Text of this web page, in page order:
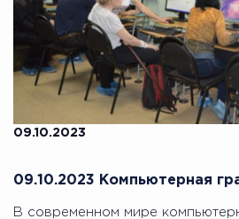
09.10.2023
09.10.2023 Компьютерная
В современном мире